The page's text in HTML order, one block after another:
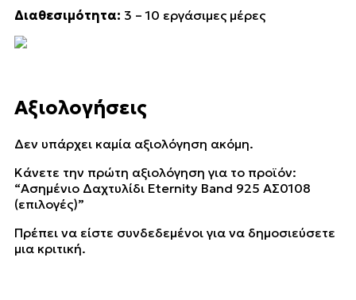
Διαθεσιμότητα: 3 – 10 εργάσιμες μέρες
Αξιολογήσεις
Δεν υπάρχει καμία αξιολόγηση ακόμη.
Κάνετε την πρώτη αξιολόγηση για το προϊόν:
“Ασημένιο Δαχτυλίδι Eternity Band 925 ΑΣ0108
(επιλογές)”
Πρέπει να είστε συνδεδεμένοι για να δημοσιεύσετε
μια κριτική.